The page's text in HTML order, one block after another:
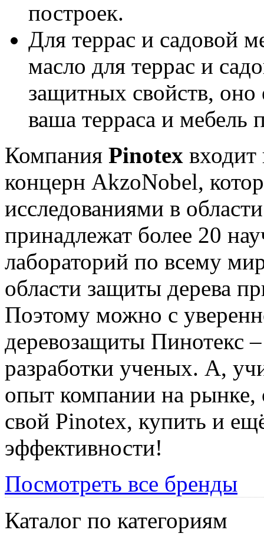
построек.
Для террас и садовой
масло для террас и
защитных свойств, оно
ваша терраса и мебель
Компания Pinotex
концерн AkzoNobel,
исследованиями в
принадлежат более 20
лабораторий по всему
области защиты дерева
Поэтому можно с
деревозащиты Пинотекс
разработки ученых. А,
опыт компании на рынке,
свой Pinotex, купить и
эффективности!
Посмотреть все бренды
Каталог по категориям